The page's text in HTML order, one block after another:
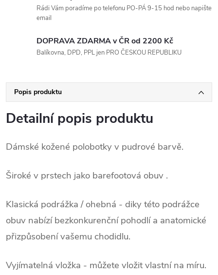
Rádi Vám poradíme po telefonu PO-PÁ 9-15 hod nebo napište
email
DOPRAVA ZDARMA v ČR od 2200 Kč
Balíkovna, DPD, PPL jen PRO ČESKOU REPUBLIKU
Popis produktu
Detailní popis produktu
Dámské kožené polobotky v pudrové barvě.
Široké v prstech jako barefootová obuv .
Klasická podrážka / ohebná - diky této podrážce
obuv nabízí bezkonkurenční pohodlí a anatomické
přizpůsobení vašemu chodidlu.
Vyjímatelná vložka - můžete vložit vlastní na míru.